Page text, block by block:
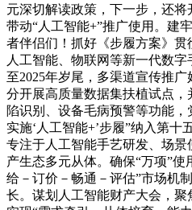
元深切解读政策，下一步，还将
带动“人工智能+”推广使用。建
者伴侣们！抓好《步履方案》
人工智能、物联网等新一代数
至2025年岁尾，多渠道宣传推
分开展高质量数据集扶植试点
陷识别、设备毛病预警等功能
实施‘人工智能+’步履”纳入第
专注于人工智能手艺研发、场
产生态多元从体。确保“万项”
给－订价－畅通－评估”市场机
长。谋划人工智能财产大会，聚